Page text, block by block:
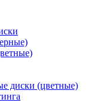
диски (цветные)